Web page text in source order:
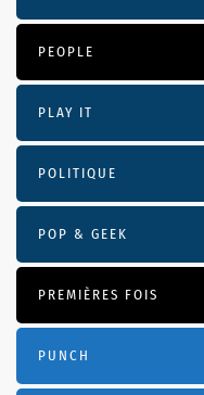
PEOPLE
PLAY IT
POLITIQUE
POP & GEEK
PREMIÈRES FOIS
PUNCH